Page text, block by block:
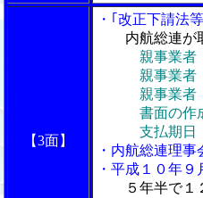
【3面】
・｢改正下請法
内航総連が
親事業者
親事業者・
親事業者・
書面の作成
支払期日
・内航総連理
・平成１０年
５年半で